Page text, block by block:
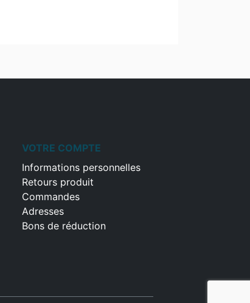
VOTRE COMPTE
Informations personnelles
Retours produit
Commandes
Adresses
Bons de réduction